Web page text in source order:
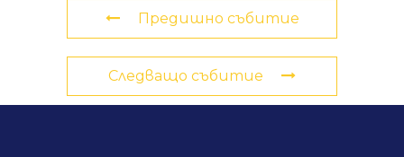
Предишно събитие
Следващо събитие